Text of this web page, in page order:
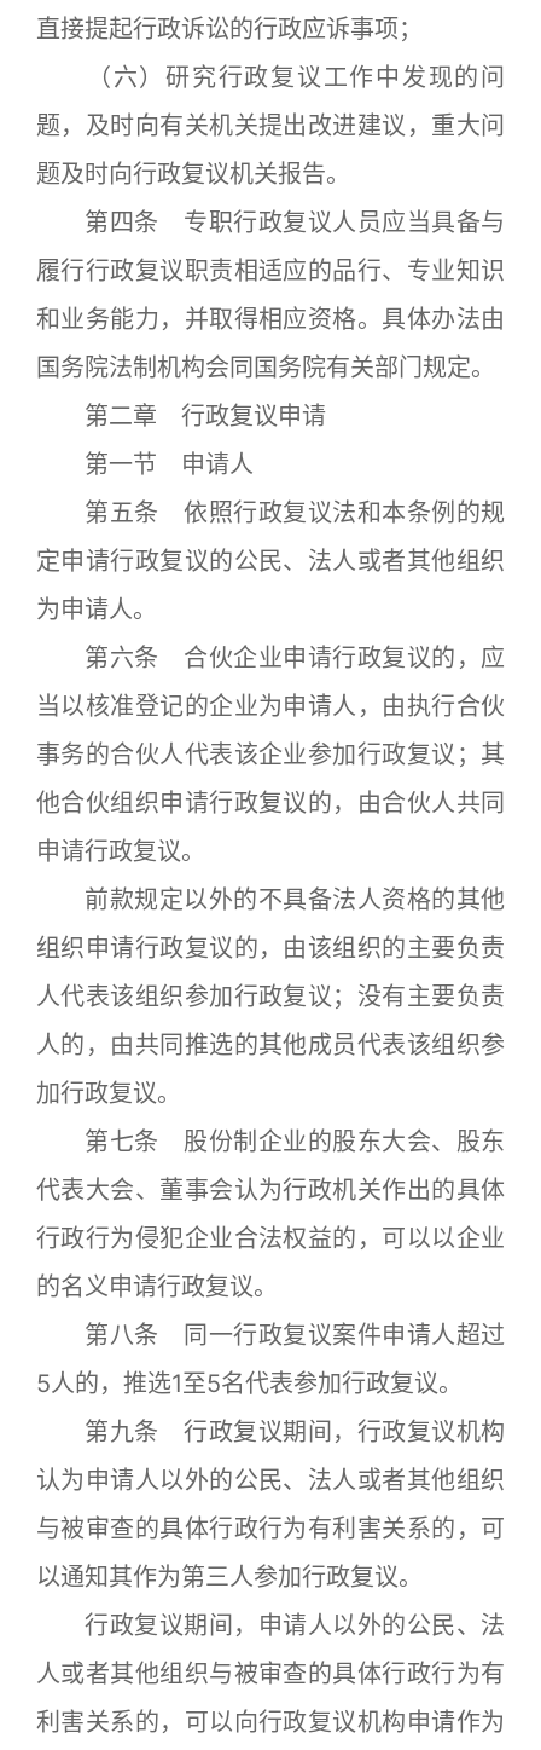
直接提起行政诉讼的行政应诉事项；
（六）研究行政复议工作中发现的问
题，及时向有关机关提出改进建议，重大问
题及时向行政复议机关报告。
第四条 专职行政复议人员应当具备与
履行行政复议职责相适应的品行、专业知识
和业务能力，并取得相应资格。具体办法由
国务院法制机构会同国务院有关部门规定。
第二章 行政复议申请
第一节 申请人
第五条 依照行政复议法和本条例的规
定申请行政复议的公民、法人或者其他组织
为申请人。
第六条 合伙企业申请行政复议的，应
当以核准登记的企业为申请人，由执行合伙
事务的合伙人代表该企业参加行政复议；其
他合伙组织申请行政复议的，由合伙人共同
申请行政复议。
前款规定以外的不具备法人资格的其他
组织申请行政复议的，由该组织的主要负责
人代表该组织参加行政复议；没有主要负责
人的，由共同推选的其他成员代表该组织参
加行政复议。
第七条 股份制企业的股东大会、股东
代表大会、董事会认为行政机关作出的具体
行政行为侵犯企业合法权益的，可以以企业
的名义申请行政复议。
第八条 同一行政复议案件申请人超过
5人的，推选1至5名代表参加行政复议。
第九条 行政复议期间，行政复议机构
认为申请人以外的公民、法人或者其他组织
与被审查的具体行政行为有利害关系的，可
以通知其作为第三人参加行政复议。
行政复议期间，申请人以外的公民、法
人或者其他组织与被审查的具体行政行为有
利害关系的，可以向行政复议机构申请作为